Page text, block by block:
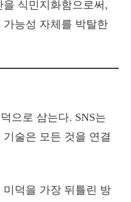
식민지화함으로써,
능성 자체를 박탈한
으로 삼는다. SNS는
술은 모든 것을 연결
덕을 가장 뒤틀린 방